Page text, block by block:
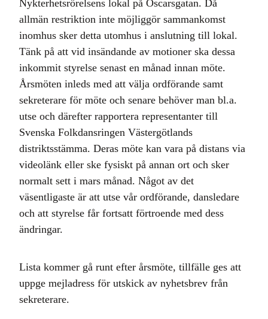
Nykterhetsrörelsens lokal på Oscarsgatan. Då
allmän restriktion inte möjliggör sammankomst
inomhus sker detta utomhus i anslutning till lokal.
Tänk på att vid insändande av motioner ska dessa
inkommit styrelse senast en månad innan möte.
Årsmöten inleds med att välja ordförande samt
sekreterare för möte och senare behöver man bl.a.
utse och därefter rapportera representanter till
Svenska Folkdansringen Västergötlands
distriktsstämma. Deras möte kan vara på distans via
videolänk eller ske fysiskt på annan ort och sker
normalt sett i mars månad. Något av det
väsentligaste är att utse vår ordförande, dansledare
och att styrelse får fortsatt förtroende med dess
ändringar.
Lista kommer gå runt efter årsmöte, tillfälle ges att
uppge mejladress för utskick av nyhetsbrev från
sekreterare.